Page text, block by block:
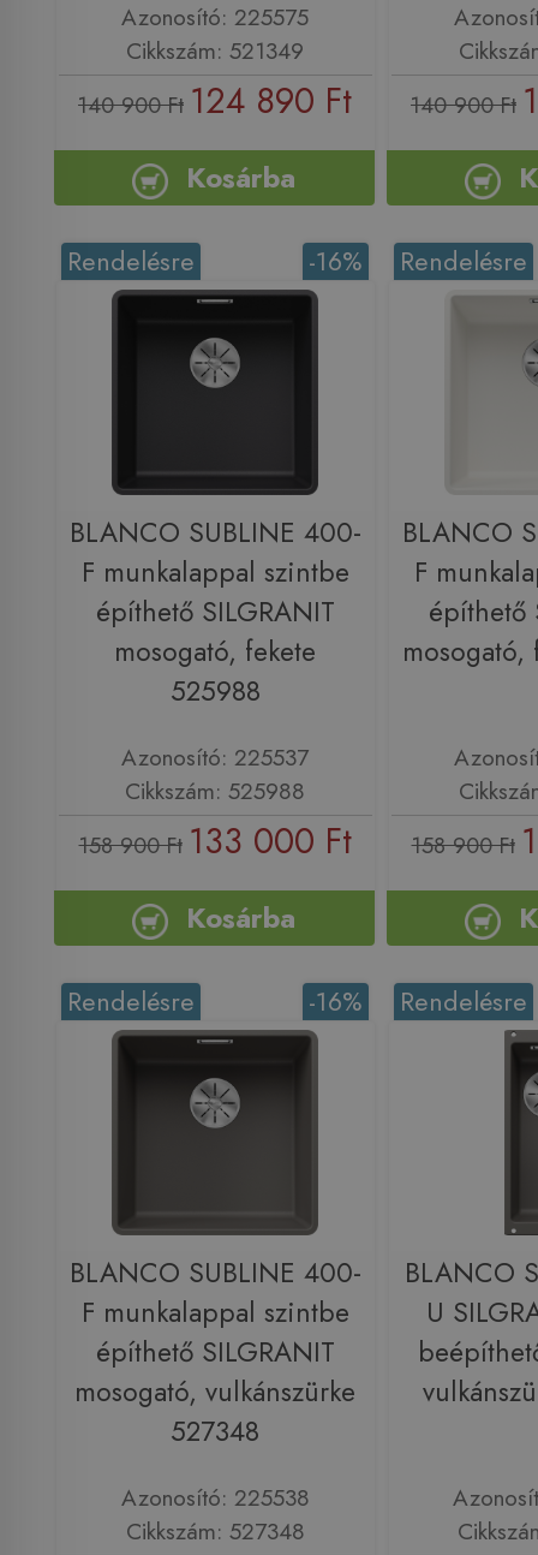
Azonosító: 225575
Cikkszám: 521349
140 900 Ft 124 890 Ft
Kosárba
140 900 Ft
-16%
Rendelésre
BLANCO SUBLINE 400-
F munkalappal szintbe
építhető SILGRANIT
mosogató, fekete
525988
Azonosító: 225537
Cikkszám: 525988
158 900 Ft 133 000 Ft
Kosárba
Rendelésre
BLANCO
F
építhető
158 900 Ft
-16%
Rendelésre
BLANCO SUBLINE 400-
F munkalappal szintbe
építhető SILGRANIT
mosogató, vulkánszürke
527348
Azonosító: 225538
Cikkszám: 527348
Rendelésre
BLANCO
U